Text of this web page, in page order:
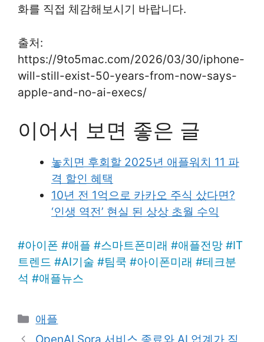
화를 직접 체감해보시기 바랍니다.
출처:
https://9to5mac.com/2026/03/30/iphone-
will-still-exist-50-years-from-now-says-
apple-and-no-ai-execs/
이어서 보면 좋은 글
놓치면 후회할 2025년 애플워치 11 파
격 할인 혜택
10년 전 1억으로 카카오 주식 샀다면?
‘인생 역전’ 현실 된 상상 초월 수익
#아이폰 #애플 #스마트폰미래 #애플전망 #IT
트렌드 #AI기술 #팀쿡 #아이폰미래 #테크분
석 #애플뉴스
Categories
애플
OpenAI Sora 서비스 종료와 AI 업계가 직